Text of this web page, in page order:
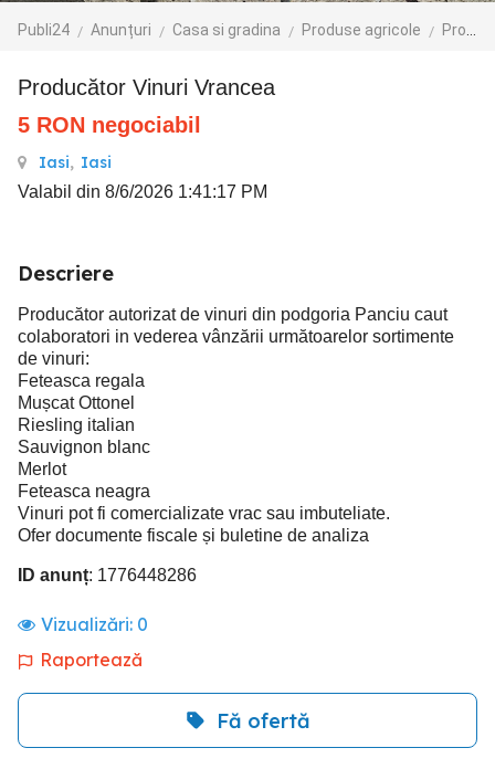
Publi24 Anunțuri Casa si gradina Produse agricole Produse agroalimentare
Producător Vinuri Vrancea
5 RON negociabil
Iasi, Iasi
Valabil din 8/6/2026 1:41:17 PM
Descriere
Producător autorizat de vinuri din podgoria Panciu caut
colaboratori in vederea vânzării următoarelor sortimente
de vinuri:
Feteasca regala
Mușcat Ottonel
Riesling italian
Sauvignon blanc
Merlot
Feteasca neagra
Vinuri pot fi comercializate vrac sau imbuteliate.
Ofer documente fiscale și buletine de analiza
ID anunț: 1776448286
Vizualizări: 0
Raportează
Fă ofertă